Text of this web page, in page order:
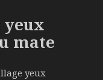
yeux
mate
yeux